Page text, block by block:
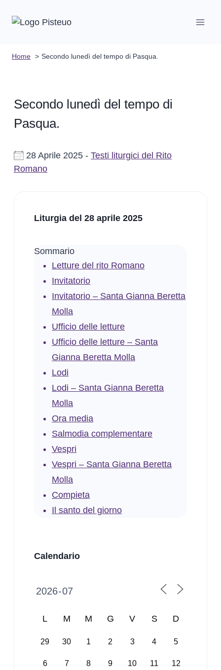
Home Secondo lunedì del tempo di Pasqua.
Secondo lunedì del tempo di
Pasqua.
28 Aprile 2025 - Testi liturgici del Rito
Romano
Liturgia del 28 aprile 2025
Sommario
Letture del rito Romano
Invitatorio
Invitatorio – Santa Gianna Beretta
Molla
Ufficio delle letture
Ufficio delle letture – Santa
Gianna Beretta Molla
Lodi
Lodi – Santa Gianna Beretta
Molla
Ora media
Salmodia complementare
Vespri
Vespri – Santa Gianna Beretta
Molla
Compieta
Il santo del giorno
Calendario
L M M G V S D
29 30 1 2 3 4 5
6 7 8 9 10 11 12